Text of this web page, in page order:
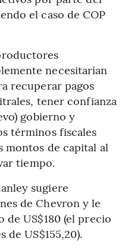
el caso de COP
necesitarían
recuperar pagos
tener confianza
gobierno y
términos fiscales
montos de capital al
tiempo.
sugiere
de Chevron y le
de US$180 (el precio
de US$155,20).